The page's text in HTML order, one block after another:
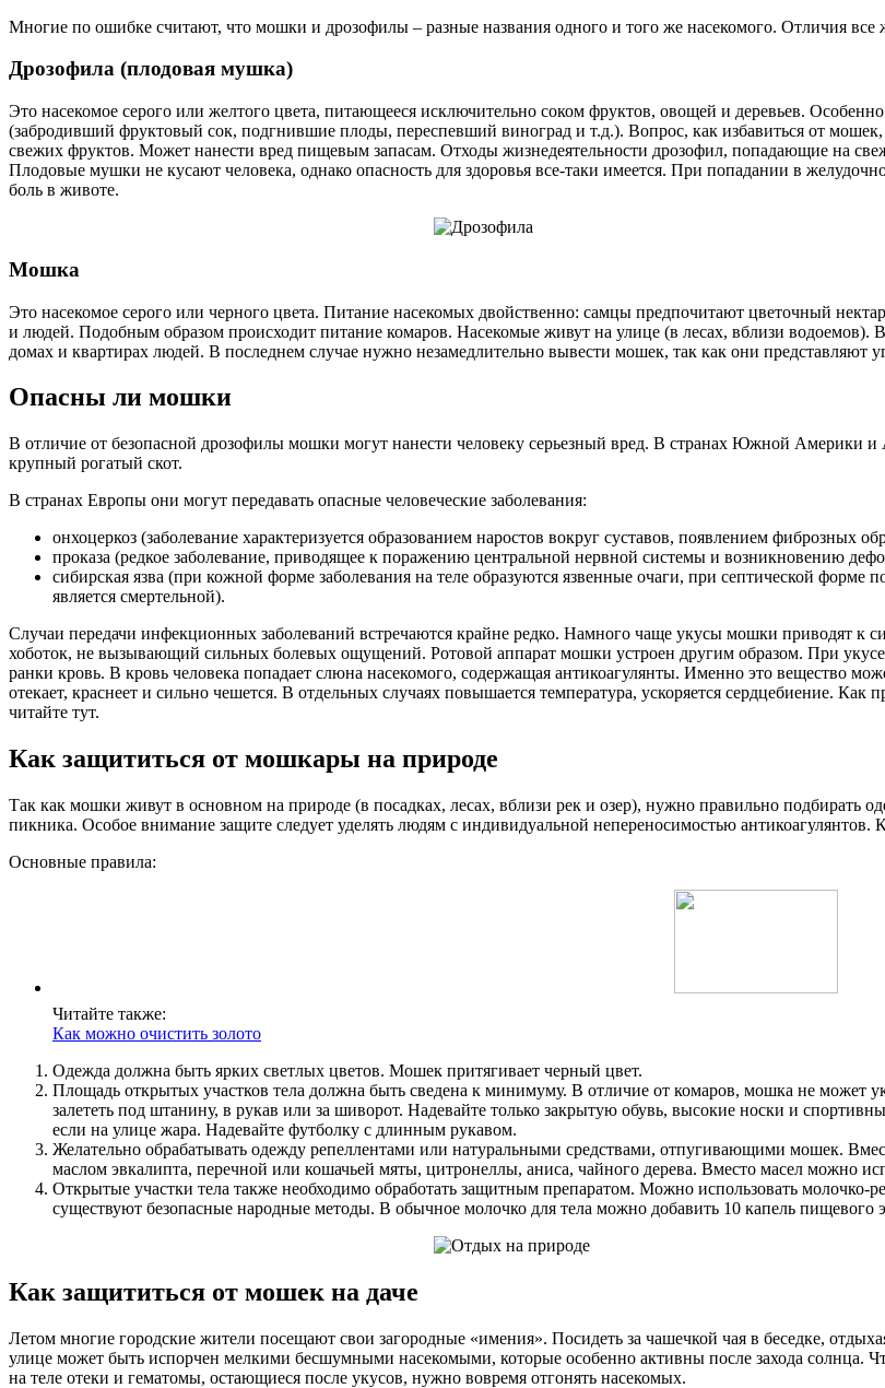
Многие по ошибке считают, что мошки и дрозофилы – разные названия одного и того же насекомого. Отличия все
Дрозофила (плодовая мушка)
Это насекомое серого или желтого цвета, питающееся исключительно соком фруктов, овощей и деревьев.
(забродивший фруктовый сок, подгнившие плоды, переспевший виноград и т.д.). Вопрос, как избавиться от
свежих фруктов. Может нанести вред пищевым запасам. Отходы жизнедеятельности дрозофил, попадающие на
Плодовые мушки не кусают человека, однако опасность для здоровья все-таки имеется. При попадании в
боль в животе.
Мошка
Это насекомое серого или черного цвета. Питание насекомых двойственно: самцы предпочитают цветочный
и людей. Подобным образом происходит питание комаров. Насекомые живут на улице (в лесах, вблизи водоемов).
домах и квартирах людей. В последнем случае нужно незамедлительно вывести мошек, так как они представляют
Опасны ли мошки
В отличие от безопасной дрозофилы мошки могут нанести человеку серьезный вред. В странах Южной
крупный рогатый скот.
В странах Европы они могут передавать опасные человеческие заболевания:
онхоцеркоз (заболевание характеризуется образованием наростов вокруг суставов, появлением фиброзных
проказа (редкое заболевание, приводящее к поражению центральной нервной системы и возникновению
сибирская язва (при кожной форме заболевания на теле образуются язвенные очаги, при септической форме
является смертельной).
Случаи передачи инфекционных заболеваний встречаются крайне редко. Намного чаще укусы мошки приводят к
хоботок, не вызывающий сильных болевых ощущений. Ротовой аппарат мошки устроен другим образом. При
ранки кровь. В кровь человека попадает слюна насекомого, содержащая антикоагулянты. Именно это вещество
отекает, краснеет и сильно чешется. В отдельных случаях повышается температура, ускоряется сердцебиение.
читайте тут.
Как защититься от мошкары на природе
Так как мошки живут в основном на природе (в посадках, лесах, вблизи рек и озер), нужно правильно подбирать
пикника. Особое внимание защите следует уделять людям с индивидуальной непереносимостью антикоагулянтов.
Основные правила:
Читайте также:
Как можно очистить золото
Одежда должна быть ярких светлых цветов. Мошек притягивает черный цвет.
Площадь открытых участков тела должна быть сведена к минимуму. В отличие от комаров, мошка не может
залететь под штанину, в рукав или за шиворот. Надевайте только закрытую обувь, высокие носки и
если на улице жара. Надевайте футболку с длинным рукавом.
Желательно обрабатывать одежду репеллентами или натуральными средствами, отпугивающими мошек.
маслом эвкалипта, перечной или кошачьей мяты, цитронеллы, аниса, чайного дерева. Вместо масел можно
Открытые участки тела также необходимо обработать защитным препаратом. Можно использовать
существуют безопасные народные методы. В обычное молочко для тела можно добавить 10 капель пищевого
Как защититься от мошек на даче
Летом многие городские жители посещают свои загородные «имения». Посидеть за чашечкой чая в беседке,
улице может быть испорчен мелкими бесшумными насекомыми, которые особенно активны после захода солнца.
на теле отеки и гематомы, остающиеся после укусов, нужно вовремя отгонять насекомых.